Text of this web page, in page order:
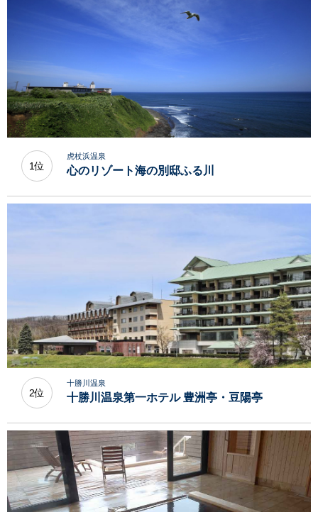
1位
虎杖浜温泉
心のリゾート海の別邸ふる川
2位
十勝川温泉
十勝川温泉第一ホテル 豊洲亭・豆陽亭